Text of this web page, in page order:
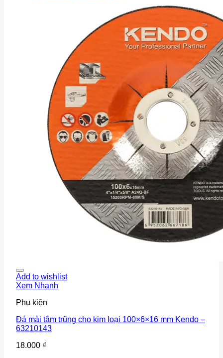
Add to wishlist
Xem Nhanh
Phụ kiện
Đá mài tâm trũng cho kim loại 100×6×16 mm Kendo –
63210143
18.000 ₫